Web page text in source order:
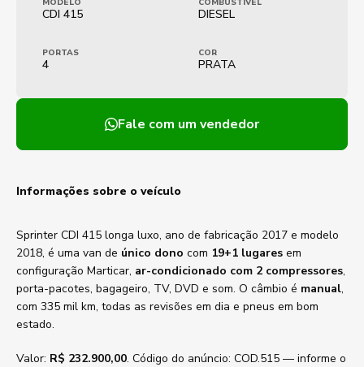
MODELO
CDI 415
COMBUSTÍVEL
DIESEL
PORTAS
4
COR
PRATA
Fale com um vendedor
Informações sobre o veículo
Sprinter CDI 415 longa luxo, ano de fabricação 2017 e modelo
2018, é uma van de único dono com 19+1 lugares em
configuração Marticar, ar-condicionado com 2 compressores,
porta-pacotes, bagageiro, TV, DVD e som. O câmbio é manual,
com 335 mil km, todas as revisões em dia e pneus em bom
estado.
Valor: R$ 232.900,00. Código do anúncio: COD.515 — informe o